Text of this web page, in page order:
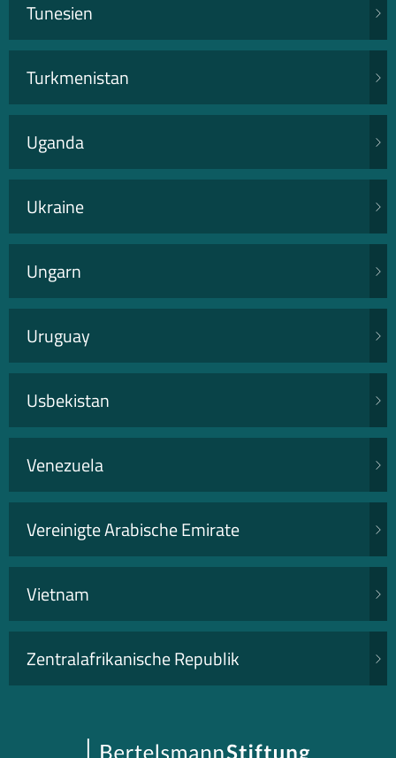
Tunesien
Turkmenistan
Uganda
Ukraine
Ungarn
Uruguay
Usbekistan
Venezuela
Vereinigte Arabische Emirate
Vietnam
Zentralafrikanische Republik